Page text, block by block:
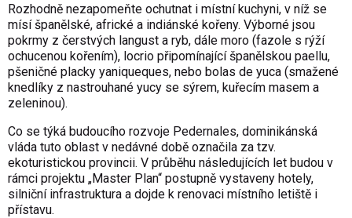
Rozhodně nezapomeňte ochutnat i místní kuchyni, v níž se
mísí španělské, africké a indiánské kořeny. Výborné jsou
pokrmy z čerstvých langust a ryb, dále moro (fazole s rýží
ochucenou kořením), locrio připomínající španělskou paellu,
pšeničné placky yaniqueques, nebo bolas de yuca (smažené
knedlíky z nastrouhané yucy se sýrem, kuřecím masem a
zeleninou).
Co se týká budoucího rozvoje Pedernales, dominikánská
vláda tuto oblast v nedávné době označila za tzv.
ekoturistickou provincii. V průběhu následujících let budou v
rámci projektu „Master Plan“ postupně vystaveny hotely,
silniční infrastruktura a dojde k renovaci místního letiště i
přístavu.